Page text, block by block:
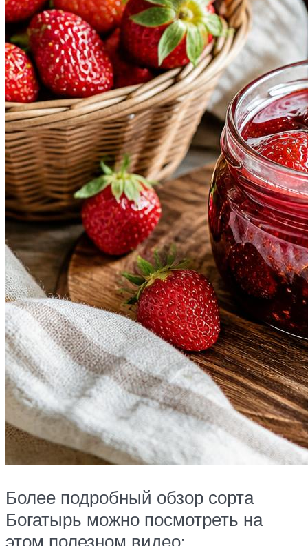
Более подробный обзор сорта
Богатырь можно посмотреть на
этом полезном видео: